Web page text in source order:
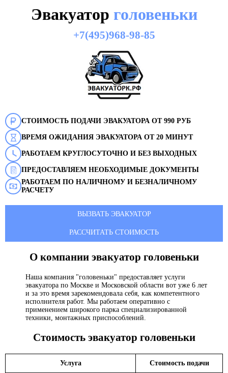
Эвакуатор головеньки
+7(495)968-98-85
СТОИМОСТЬ ПОДАЧИ ЭВАКУАТОРА ОТ 990 РУБ
ВРЕМЯ ОЖИДАНИЯ ЭВАКУАТОРА ОТ 20 МИНУТ
РАБОТАЕМ КРУГЛОСУТОЧНО И БЕЗ ВЫХОДНЫХ
ПРЕДОСТАВЛЯЕМ НЕОБХОДИМЫЕ ДОКУМЕНТЫ
РАБОТАЕМ ПО НАЛИЧНОМУ И БЕЗНАЛИЧНОМУ
РАСЧЕТУ
ВЫЗВАТЬ ЭВАКУАТОР
РАССЧИТАТЬ СТОИМОСТЬ
О компании эвакуатор головеньки
Наша компания "головеньки" предоставляет услуги
эвакуатора по Москве и Московской области вот уже 6 лет
и за это время зарекомендовала себя, как компетентного
исполнителя работ. Мы работаем оперативно с
применением широкого парка специализированной
техники, монтажных приспособлений.
Стоимость эвакуатор головеньки
Услуга Стоимость подачи